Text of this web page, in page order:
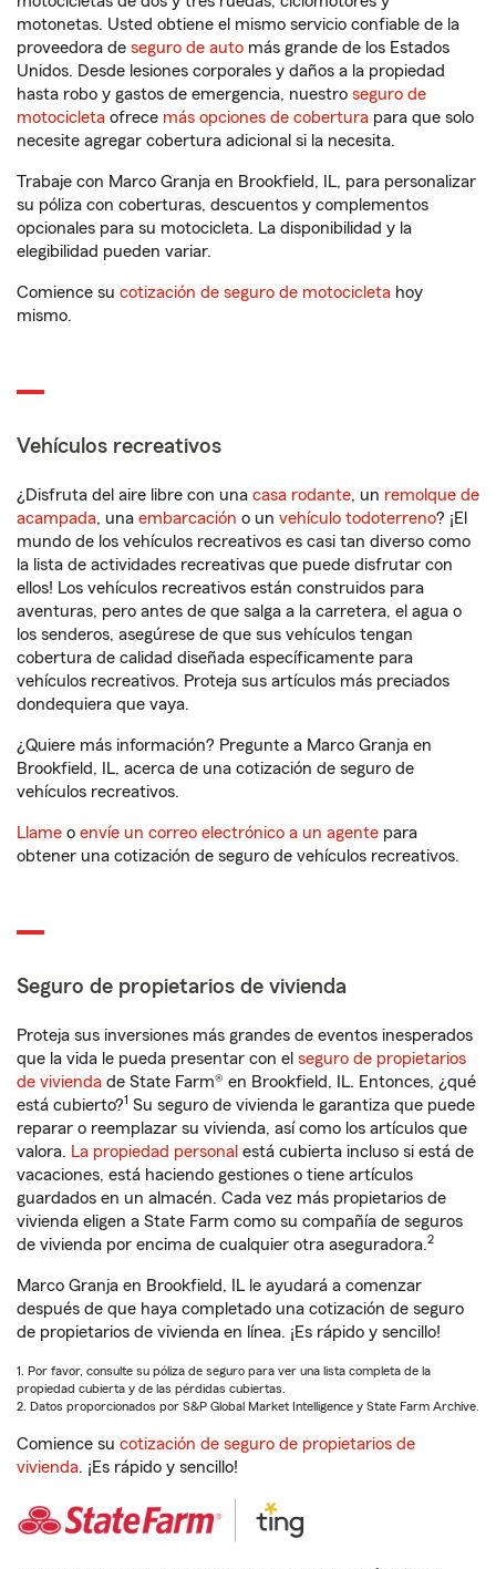
motonetas. Usted obtiene el mismo servicio confiable de la
proveedora de seguro de auto más grande de los Estados
Unidos. Desde lesiones corporales y daños a la propiedad
hasta robo y gastos de emergencia, nuestro seguro de
motocicleta ofrece más opciones de cobertura para que solo
necesite agregar cobertura adicional si la necesita.
Trabaje con Marco Granja en Brookfield, IL, para personalizar
su póliza con coberturas, descuentos y complementos
opcionales para su motocicleta. La disponibilidad y la
elegibilidad pueden variar.
Comience su cotización de seguro de motocicleta hoy
mismo.
Vehículos recreativos
¿Disfruta del aire libre con una casa rodante, un remolque de
acampada, una embarcación o un vehículo todoterreno? ¡El
mundo de los vehículos recreativos es casi tan diverso como
la lista de actividades recreativas que puede disfrutar con
ellos! Los vehículos recreativos están construidos para
aventuras, pero antes de que salga a la carretera, el agua o
los senderos, asegúrese de que sus vehículos tengan
cobertura de calidad diseñada específicamente para
vehículos recreativos. Proteja sus artículos más preciados
dondequiera que vaya.
¿Quiere más información? Pregunte a Marco Granja en
Brookfield, IL, acerca de una cotización de seguro de
vehículos recreativos.
Llame o envíe un correo electrónico a un agente para
obtener una cotización de seguro de vehículos recreativos.
Seguro de propietarios de vivienda
Proteja sus inversiones más grandes de eventos inesperados
que la vida le pueda presentar con el seguro de propietarios
de vivienda de State Farm® en Brookfield, IL. Entonces, ¿qué
está cubierto?1 Su seguro de vivienda le garantiza que puede
reparar o reemplazar su vivienda, así como los artículos que
valora. La propiedad personal está cubierta incluso si está de
vacaciones, está haciendo gestiones o tiene artículos
guardados en un almacén. Cada vez más propietarios de
vivienda eligen a State Farm como su compañía de seguros
de vivienda por encima de cualquier otra aseguradora.2
Marco Granja en Brookfield, IL le ayudará a comenzar
después de que haya completado una cotización de seguro
de propietarios de vivienda en línea. ¡Es rápido y sencillo!
1. Por favor, consulte su póliza de seguro para ver una lista completa de la
propiedad cubierta y de las pérdidas cubiertas.
2. Datos proporcionados por S&P Global Market Intelligence y State Farm Archive.
Comience su cotización de seguro de propietarios de
vivienda. ¡Es rápido y sencillo!